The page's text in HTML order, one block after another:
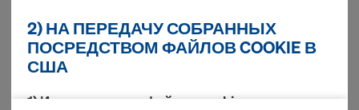
Найдено продуктов 1
2) НА ПЕРЕДАЧУ СОБРАННЫХ
ПОСРЕДСТВОМ ФАЙЛОВ COOKIE В
США
1) Использование файлов cookie